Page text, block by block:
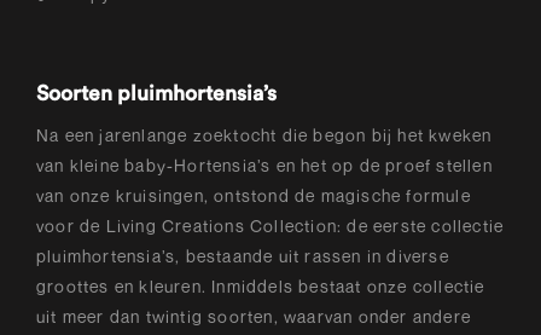
Soorten pluimhortensia’s
Na een jarenlange zoektocht die begon bij het kweken
van kleine baby-Hortensia’s en het op de proef stellen
van onze kruisingen, ontstond de magische formule
voor de Living Creations Collection: de eerste collectie
pluimhortensia’s, bestaande uit rassen in diverse
groottes en kleuren. Inmiddels bestaat onze collectie
uit meer dan twintig soorten, waarvan onder andere